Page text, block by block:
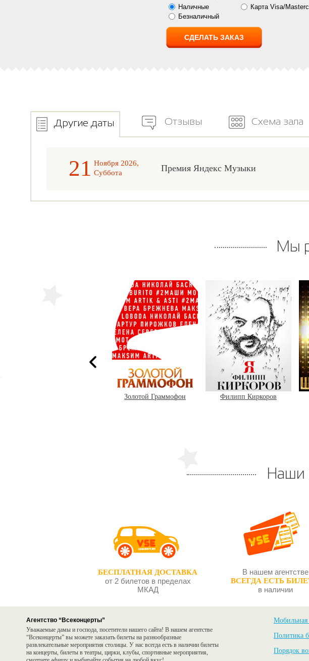
Наличные Карта Visa/
Безналичный
Другие даты Отзывы Схема зала
21 Ноября 2026,
Суббота
Премия Яндекс Музыки
Мы
Золотой Граммофон Филипп Киркоров
Наши
БЕСПЛАТНАЯ ДОСТАВКА
от 2 билетов в пределах
МКАД
В нашем агентстве
ВСЕГДА ЕСТЬ
в наличии
Агентство “Всеконцерты”
Уважаемые дамы и господа, посетители нашего сайта! В нашем агентстве
“Всеконцерты” вы можете заказать билеты на разнообразные
развлекательные мероприятия столицы. У нас всегда есть в наличии билеты
на концерты, билеты в театры, цирки, клубы, спортивные мероприятия,
Мобильная
Политика
Порядок